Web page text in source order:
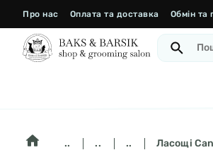
Про нас Оплата та доставка Обмін та
.. .. .. Ласощі